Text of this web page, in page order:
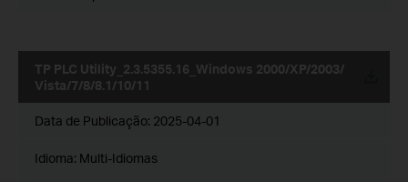
TP PLC Utility_2.3.5355.16_Windows 2000/XP/2003/
Vista/7/8/8.1/10/11
Data de Publicação: 2025-04-01
Idioma: Multi-Idiomas